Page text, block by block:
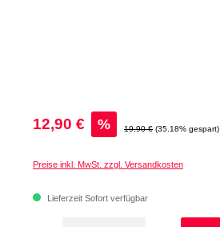
Verkaufspreis:
12,90 € % Regulärer Preis:
19,90 € (35.18% gespart)
Preise inkl. MwSt. zzgl. Versandkosten
Lieferzeit Sofort verfügbar